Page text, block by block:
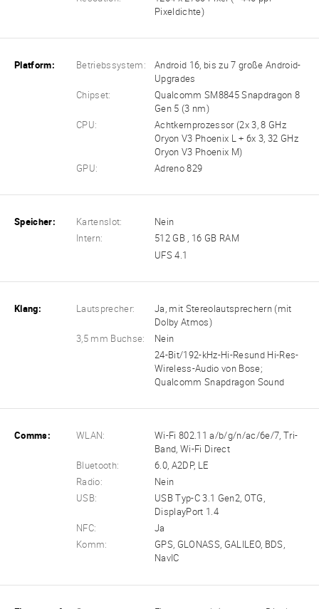
Pixeldichte)
Platform: Betriebssystem:
Android 16, bis zu 7 große Android-
Upgrades
Chipset:
Qualcomm SM8845 Snapdragon 8
Gen 5 (3 nm)
CPU:
Achtkernprozessor (2x 3, 8 GHz
Oryon V3 Phoenix L + 6x 3, 32 GHz
Oryon V3 Phoenix M)
GPU:
Adreno 829
Speicher: Kartenslot:
Nein
Intern:
512 GB , 16 GB RAM
UFS 4.1
Klang: Lautsprecher:
Ja, mit Stereolautsprechern (mit
Dolby Atmos)
3,5 mm Buchse:
Nein
24-Bit/192-kHz-Hi-Resund Hi-Res-
Wireless-Audio von Bose;
Qualcomm Snapdragon Sound
Comms: WLAN:
Wi-Fi 802.11 a/b/g/n/ac/6e/7, Tri-
Band, Wi-Fi Direct
Bluetooth:
6.0, A2DP, LE
Radio:
Nein
USB:
USB Typ-C 3.1 Gen2, OTG,
DisplayPort 1.4
NFC:
Ja
Komm:
GPS, GLONASS, GALILEO, BDS,
NavIC